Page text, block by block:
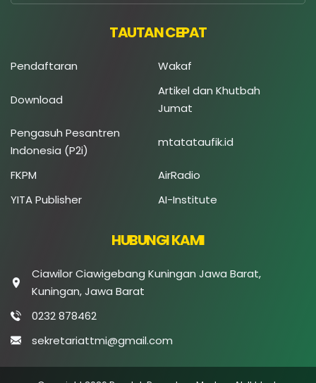
TAUTAN CEPAT
Pendaftaran Wakaf
Download
Artikel dan Khutbah
Jumat
Pengasuh Pesantren
Indonesia (P2i)
mtatataufik.id
FKPM
AirRadio
YITA Publisher
AI-Institute
HUBUNGI KAMI
Ciawilor Ciawigebang Kuningan Jawa Barat,
Kuningan, Jawa Barat
0232 878462
sekretariattmi@gmail.com